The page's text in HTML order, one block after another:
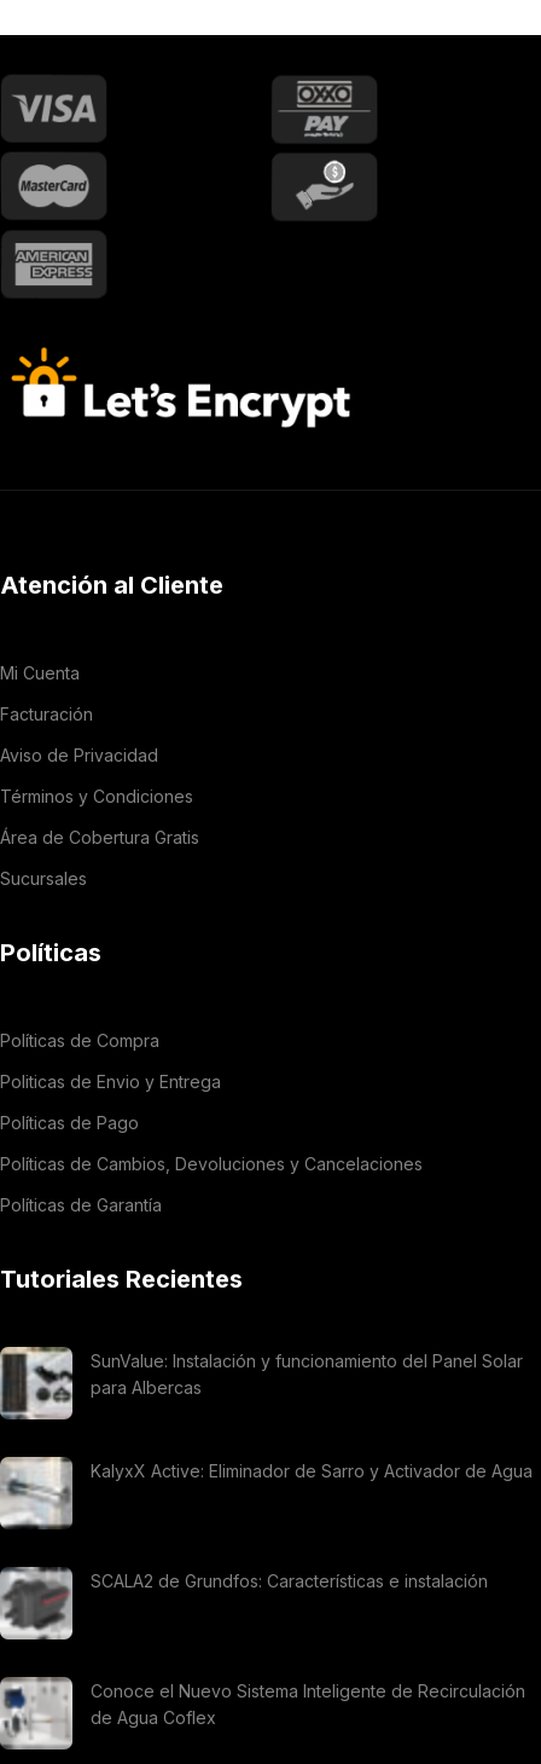
Atención al Cliente
Mi Cuenta
Facturación
Aviso de Privacidad
Términos y Condiciones
Área de Cobertura Gratis
Sucursales
Políticas
Políticas de Compra
Politicas de Envio y Entrega
Políticas de Pago
Políticas de Cambios, Devoluciones y Cancelaciones
Políticas de Garantía
Tutoriales Recientes
SunValue: Instalación y funcionamiento del Panel Solar
para Albercas
KalyxX Active: Eliminador de Sarro y Activador de Agua
SCALA2 de Grundfos: Características e instalación
Conoce el Nuevo Sistema Inteligente de Recirculación
de Agua Coflex